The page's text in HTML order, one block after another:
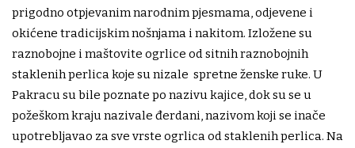
prigodno otpjevanim narodnim pjesmama, odjevene i
okićene tradicijskim nošnjama i nakitom. Izložene su
raznobojne i maštovite ogrlice od sitnih raznobojnih
staklenih perlica koje su nizale spretne ženske ruke. U
Pakracu su bile poznate po nazivu kajice, dok su se u
požeškom kraju nazivale đerdani, nazivom koji se inače
upotrebljavao za sve vrste ogrlica od staklenih perlica. Na